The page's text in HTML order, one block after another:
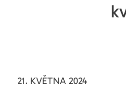
21. KVĚTNA 2024